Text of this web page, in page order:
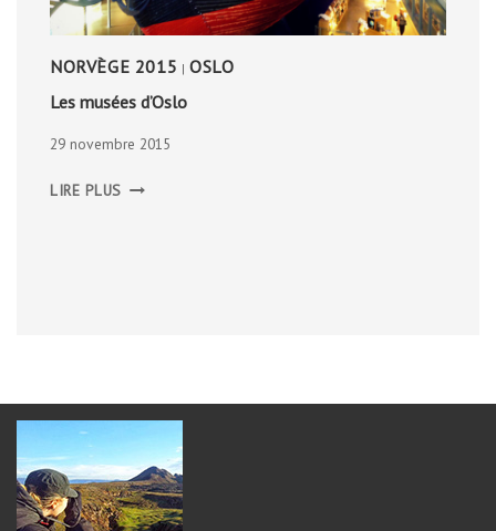
NORVÈGE 2015 | OSLO
Les musées d’Oslo
29 novembre 2015
LIRE PLUS MUSÉES